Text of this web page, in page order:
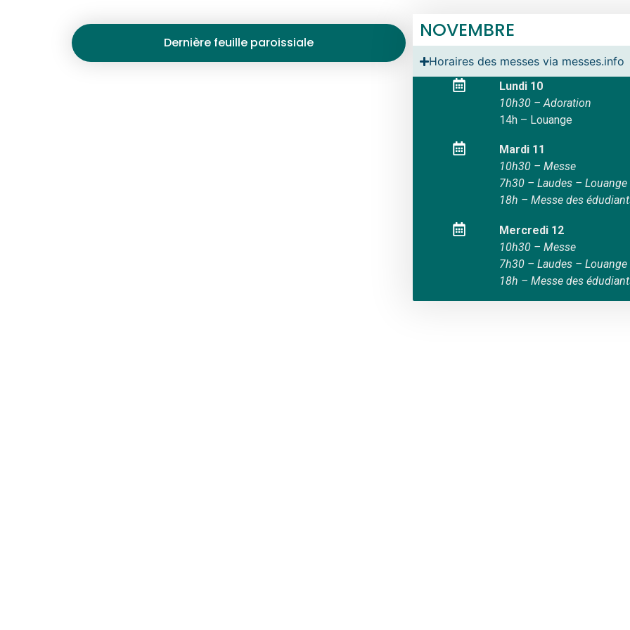
Dernière feuille paroissiale
NOVEMBRE
Horaires des messes via messes.info
Lundi 10
10h30 – Adoration
14h – Louange
Mardi 11
10h30 – Messe
7h30 – Laudes – Louange
18h – Messe des
Mercredi 12
10h30 – Messe
7h30 – Laudes – Louange
18h – Messe des